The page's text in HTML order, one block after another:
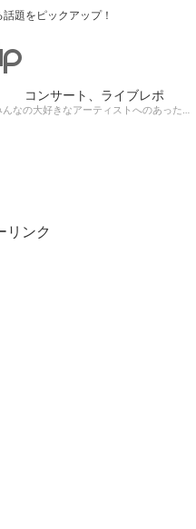
題をピックアップ！
コンサート、ライブレポ
みんなの大好きなアーティストへのあったかぁ～い思いをツイッターレポートに保存！
リンク